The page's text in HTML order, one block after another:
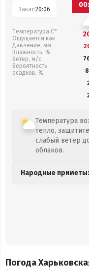
Закат:20:06
Температура С°
Ощущается как
Давление, мм
Влажность, %
Ветер, м/с
Вероятность
осадков, %
Температура
тепло,
слабый ветер
облаков.
Народные приметы:
Погода